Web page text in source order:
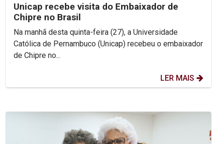
Unicap recebe visita do Embaixador de
Chipre no Brasil
Na manhã desta quinta-feira (27), a Universidade
Católica de Pernambuco (Unicap) recebeu o embaixador
de Chipre no...
LER MAIS